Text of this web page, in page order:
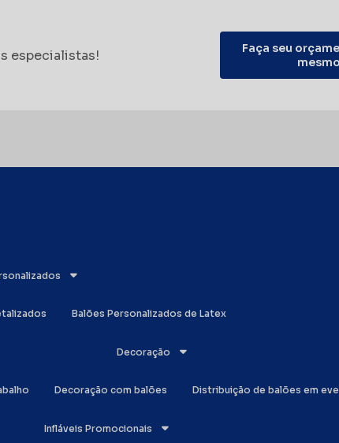
especialistas!
Faça seu
mesmo
Infláveis Promocionais
Decoração
Decoração com balões Distribuição de balões em
Balões Personalizados de Latex